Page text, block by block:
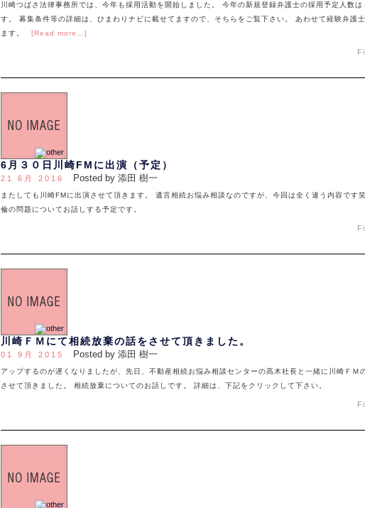
川崎つばさ法律事務所では、今年も採用活動を開始しました。 今年の新規登録弁護士の採用予定人数は
す。 募集条件等の詳細は、ひまわりナビに載せてますので、そちらをご覧下さい。 あわせて経験弁護士
ます。
[Read more…]
6月３０日川崎FMに出演（予定）
21 6月 2016 Posted by 添田 樹一
またしても川崎FMに出演させて頂きます。 遺言相続お悩み相談なのですが、今回は全く違う内容です
倫の問題についてお話しする予定です。
川崎ＦＭにて相続放棄の話をさせて頂きました。
01 9月 2015 Posted by 添田 樹一
アップするのが遅くなりましたが、先日、不動産相続お悩み相談センターの髙木社長と一緒に川崎ＦＭ
させて頂きました。 相続放棄についてのお話しです。 詳細は、下記をクリックして下さい。